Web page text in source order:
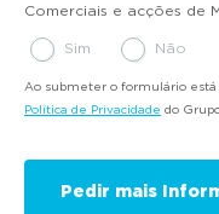
Comerciais e acções de
Sim Não
Ao submeter o formulário está
Política de Privacidade do